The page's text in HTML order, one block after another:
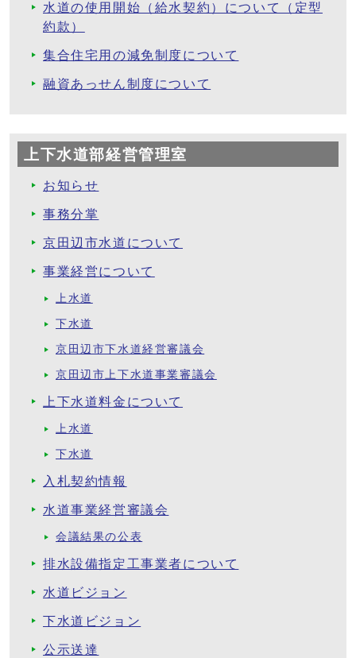
水道の使用開始（給水契約）について（定型
約款）
集合住宅用の減免制度について
融資あっせん制度について
上下水道部経営管理室
お知らせ
事務分掌
京田辺市水道について
事業経営について
上水道
下水道
京田辺市下水道経営審議会
京田辺市上下水道事業審議会
上下水道料金について
上水道
下水道
入札契約情報
水道事業経営審議会
会議結果の公表
排水設備指定工事業者について
水道ビジョン
下水道ビジョン
公示送達